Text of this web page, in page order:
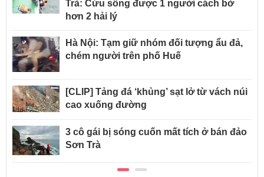
Trà: Cứu sống được 1 người cách bờ
hơn 2 hải lý
Hà Nội: Tạm giữ nhóm đối tượng ẩu đả,
chém người trên phố Huế
[CLIP] Tảng đá ‘khủng’ sạt lở từ vách núi
cao xuống đường
3 cô gái bị sóng cuốn mất tích ở bán đảo
Sơn Trà